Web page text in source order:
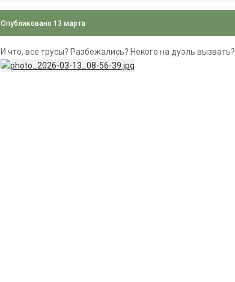
Опубликовано13 марта
И что, все трусы? Разбежались? Некого на дуэль вызвать?